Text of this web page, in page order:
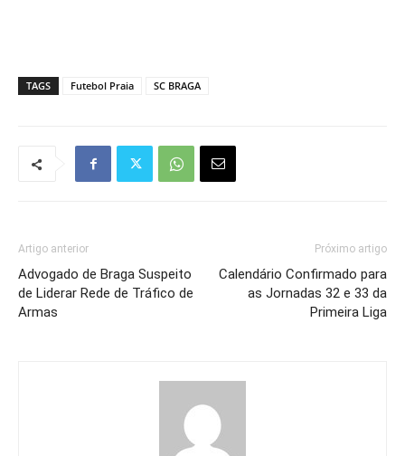
TAGS Futebol Praia SC BRAGA
Artigo anterior
Advogado de Braga Suspeito
de Liderar Rede de Tráfico de
Armas
Próximo artigo
Calendário Confirmado para
as Jornadas 32 e 33 da
Primeira Liga